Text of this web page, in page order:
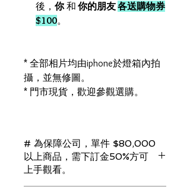
後， 你和 你的朋友各送購物券
$100。
* 全部相片均由iphone於燈箱內拍
攝，並無修圖。
* 門市現貨，歡迎參觀選購。
# 為保障公司，單件 $80,000
以上商品，需下訂金50%方可
上手觀看。